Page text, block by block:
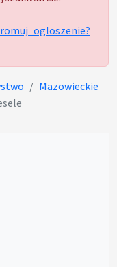
Mazowieckie